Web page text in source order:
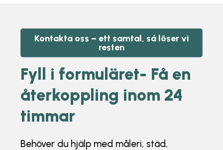
Kontakta oss – ett samtal, så löser vi
resten
Fyll i formuläret- Få en
återkoppling inom 24
timmar
Behöver du hjälp med måleri, städ,